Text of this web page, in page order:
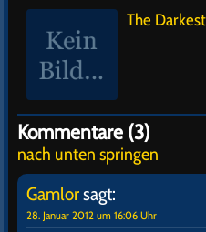
The
Kommentare (3)
nach unten springen
Gamlorsagt:
28. Januar 2012 um 16:06 Uhr